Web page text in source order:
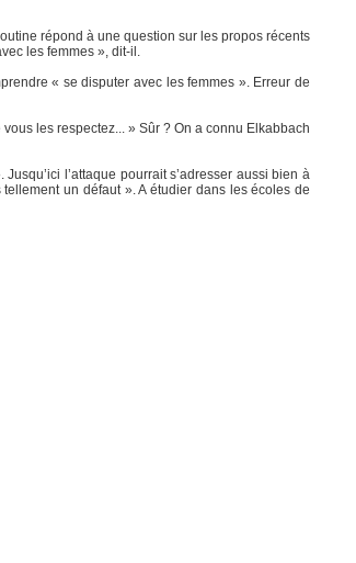
répond à une question sur les propos récents
les femmes », dit-il.
« se disputer avec les femmes ». Erreur de
les respectez... » Sûr ? On a connu Elkabbach
l’attaque pourrait s’adresser aussi bien à
un défaut ». A étudier dans les écoles de